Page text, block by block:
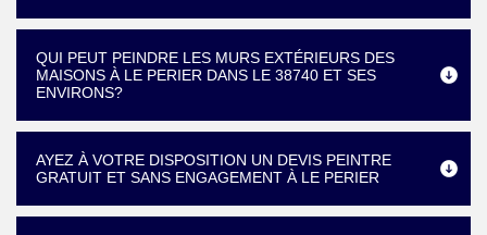
QUI PEUT PEINDRE LES MURS EXTÉRIEURS DES
MAISONS À LE PERIER DANS LE 38740 ET SES
ENVIRONS?
AYEZ À VOTRE DISPOSITION UN DEVIS PEINTRE
GRATUIT ET SANS ENGAGEMENT À LE PERIER